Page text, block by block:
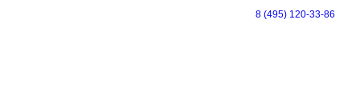
8 (495) 120-33-86